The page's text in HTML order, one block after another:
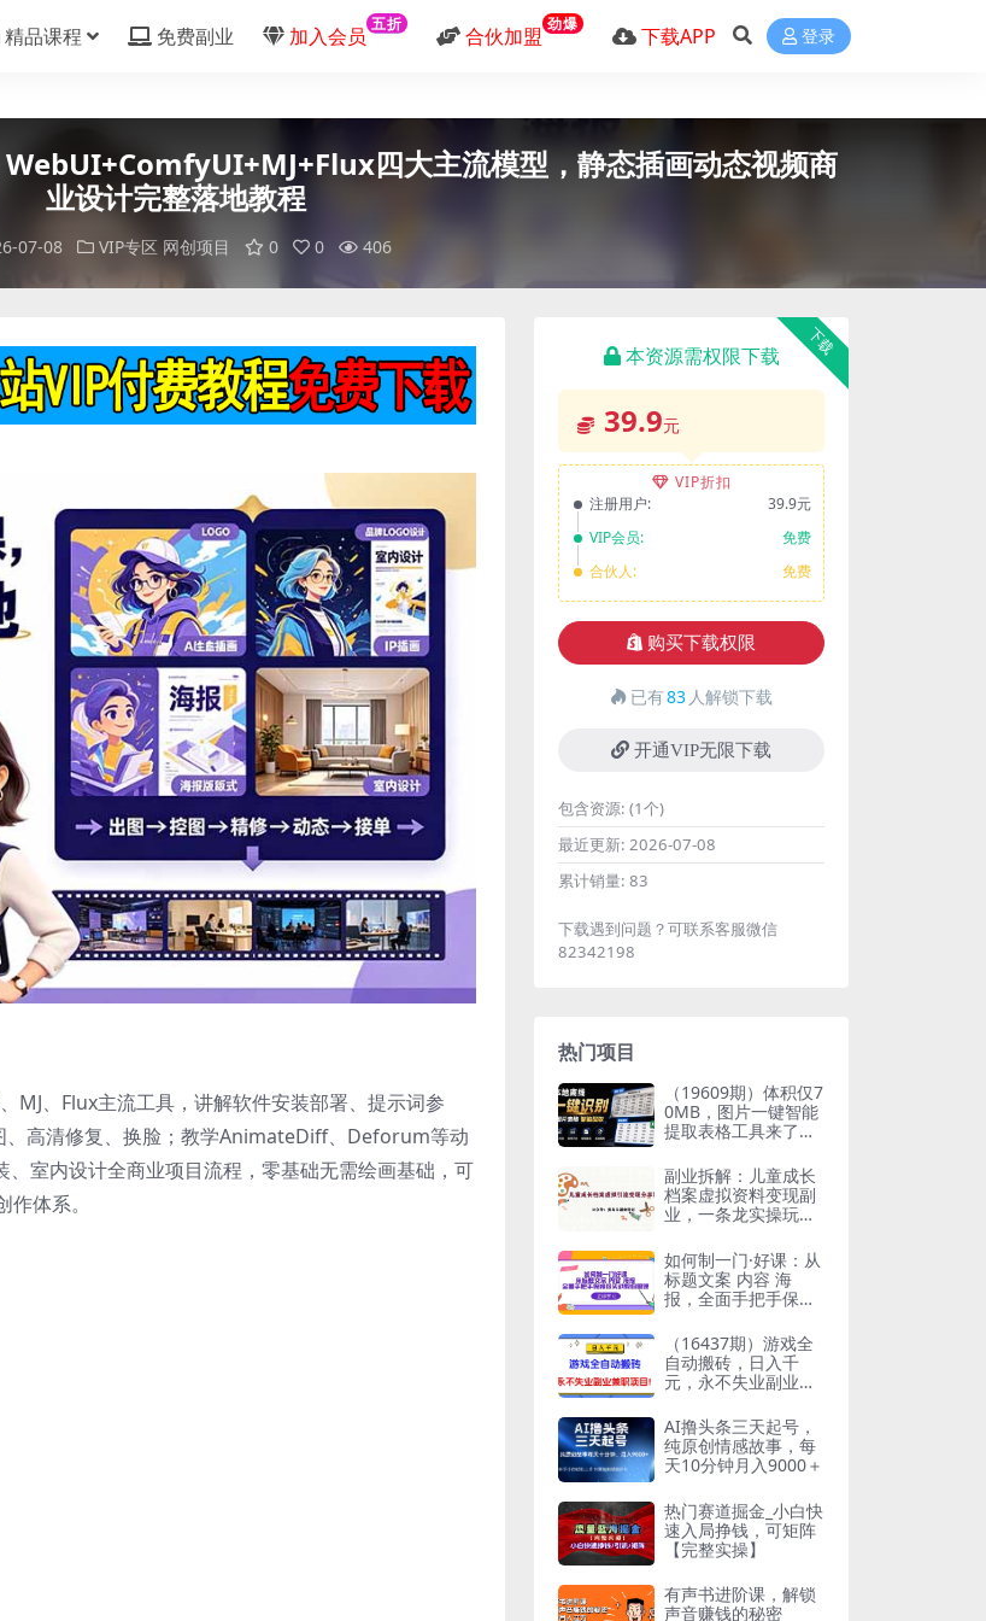
精品课程 免费副业 加入会员 五折 合伙加盟 劲爆 下载APP 登录
WebUI+ComfyUI+MJ+Flux四大主流模型，静态插画动态视频商
业设计完整落地教程
07-08 VIP专区 网创项目 0 0 406
、Flux主流工具，讲解软件安装部署、提示词参
高清修复、换脸；教学AnimateDiff、Deforum等动
室内设计全商业项目流程，零基础无需绘画基础，可
体系。
下载
本资源需权限下载
39.9元
VIP折扣
注册用户:
39.9元
VIP会员:
免费
合伙人:
免费
购买下载权限
已有83 人解锁下载
开通VIP无限下载
包含资源: (1个)
最近更新: 2026-07-08
累计销量: 83
下载遇到问题？可联系客服微信
82342198
热门项目
（19609期）体积仅7
0MB，图片一键智能
提取表格工具来了！
用，FastOCR智能表
格识别软件V1.0
副业拆解：儿童成长
档案虚拟资料变现副
业，一条龙实操玩法
如何制一门·好课：从
标题文案 内容 海
报，全面手把手保姆
（16437期）游戏全
自动搬砖，日入千
元，永不失业副业兼
AI撸头条三天起号，
纯原创情感故事，每
天10分钟月入9000＋
热门赛道掘金_小白快
速入局挣钱，可矩阵
【完整实操】
有声书进阶课，解锁
声音赚钱的秘密